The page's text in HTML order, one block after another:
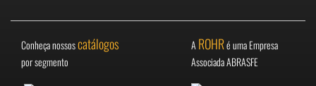
Conheça nossoscatálogos
por segmento
AROHRé uma Empresa
Associada ABRASFE